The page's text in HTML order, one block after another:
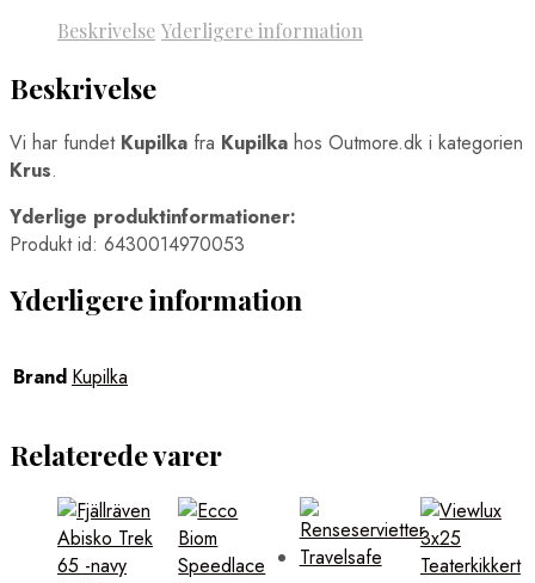
Beskrivelse Yderligere information
Beskrivelse
Vi har fundet Kupilka fra Kupilka hos Outmore.dk i kategorien
Krus.
Yderlige produktinformationer:
Produkt id: 6430014970053
Yderligere information
Brand Kupilka
Relaterede varer